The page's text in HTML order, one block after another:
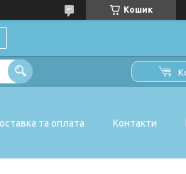
Кошик
та оплата Контакти